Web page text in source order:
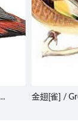
金翅[雀] /